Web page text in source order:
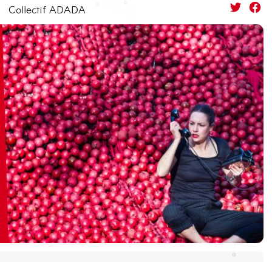
Collectif ADADA